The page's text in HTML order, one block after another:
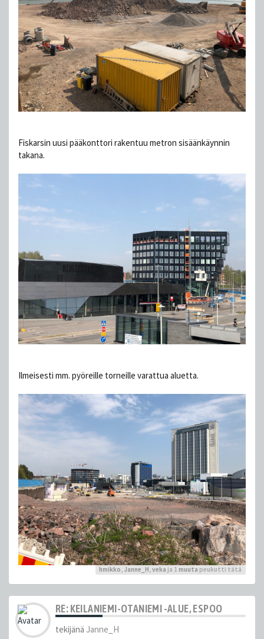
Fiskarsin uusi pääkonttori rakentuu metron sisäänkäynnin
takana.
Ilmeisesti mm. pyöreille torneille varattua aluetta.
hmikko, Janne_H,veka ja 1 muuta peukutti tätä
RE: KEILANIEMI-OTANIEMI -ALUE, ESPOO
tekijänä Janne_H